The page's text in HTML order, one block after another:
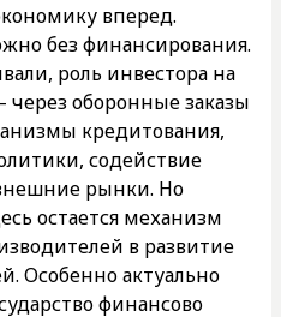
вперед.
без финансирования.
роль инвестора на
через оборонные заказы
кредитования,
содействие
рынки. Но
остается механизм
в развитие
Особенно актуально
финансово